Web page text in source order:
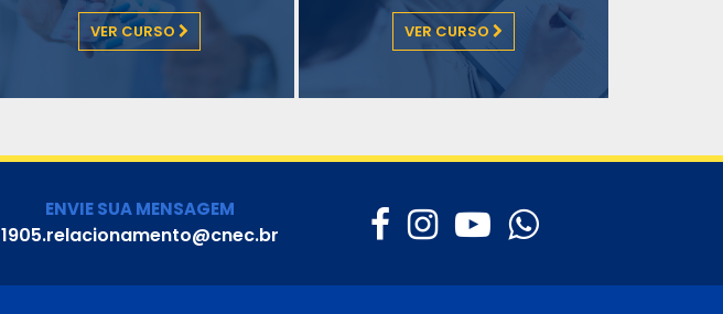
VER CURSO VER CURSO
ENVIE SUA MENSAGEM
1905.relacionamento@cnec.br